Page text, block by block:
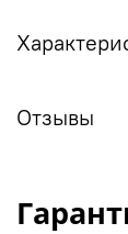
Отзывы